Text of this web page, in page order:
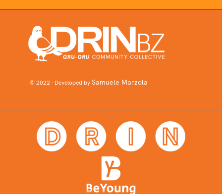
© 2022 - Developed bySamuele Marzola